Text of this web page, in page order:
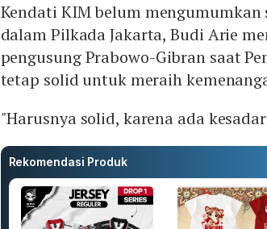
Kendati KIM belum mengumumkan
dalam Pilkada Jakarta, Budi Arie
pengusung Prabowo-Gibran saat
tetap solid untuk meraih
"Harusnya solid, karena ada
Rekomendasi Produk